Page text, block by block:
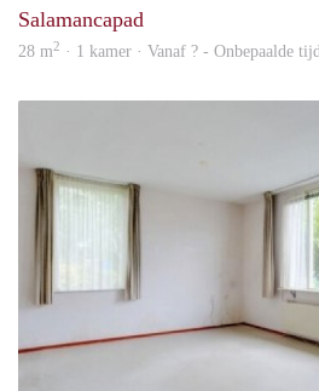
Salamancapad
28 m2 · 1 kamer · Vanaf ? - Onbepaalde